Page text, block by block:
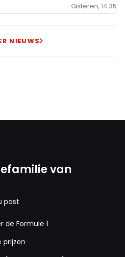
Gisteren, 14:35
NIEUWS
van
past
de Formule 1
prijzen